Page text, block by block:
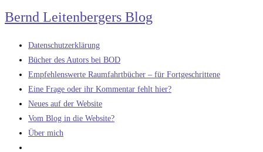
Zum
Inhalt
springen
Bernd Leitenbergers Blog
Datenschutzerklärung
Bücher des Autors bei BOD
Empfehlenswerte Raumfahrtbücher – für Fortgeschrittene
Eine Frage oder ihr Kommentar fehlt hier?
Neues auf der Website
Vom Blog in die Website?
Über mich